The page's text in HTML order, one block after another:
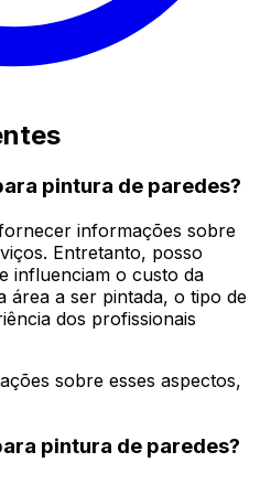
pintura de paredes?
informações sobre
Entretanto, posso
influenciam o custo da
área a ser pintada, o tipo de
dos profissionais
sobre esses aspectos,
pintura de paredes?